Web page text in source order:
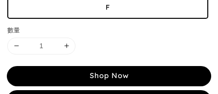
F
數量
Shop Now